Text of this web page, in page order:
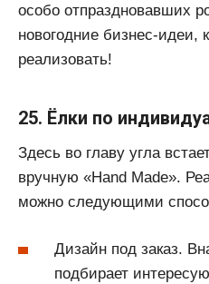
особо отпраздновавших
новогодние бизнес-идеи,
реализовать!
25. Ёлки по
Здесь во главу угла
вручную «Hand Made».
можно следующими
Дизайн под заказ.
подбирает